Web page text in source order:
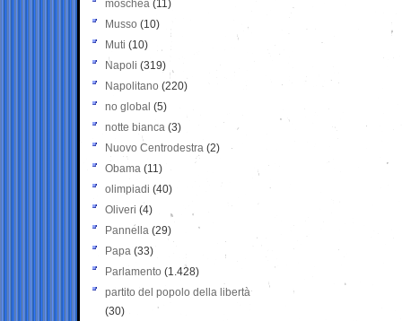
moschea (11)
Musso (10)
Muti (10)
Napoli (319)
Napolitano (220)
no global (5)
notte bianca (3)
Nuovo Centrodestra (2)
Obama (11)
olimpiadi (40)
Oliveri (4)
Pannella (29)
Papa (33)
Parlamento (1.428)
partito del popolo della libertà
(30)